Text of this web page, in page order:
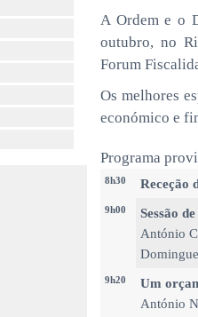
A Ordem e o
outubro, no
Forum
Os melhores
económico e
Programa
8h30 Receção
9h00
Sessão
António
9h20
Um
António